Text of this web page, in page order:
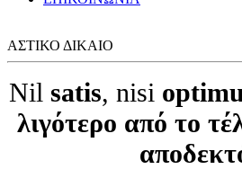
ΑΣΤΙΚΟ ΔΙΚΑΙΟ
Nil satis, nisi
λιγότερο από το